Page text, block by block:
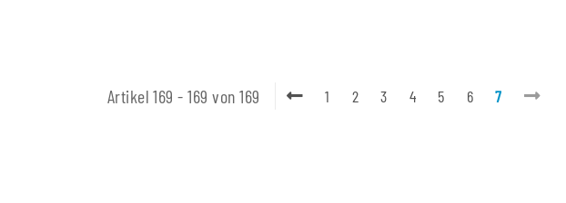
Artikel 169 - 169 von 169 1 2 3 4 5 6 7